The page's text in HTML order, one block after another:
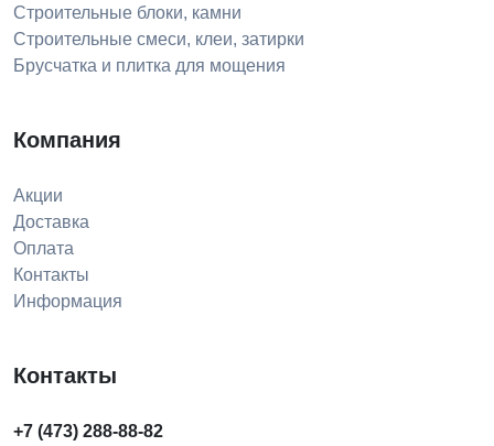
Строительные блоки, камни
Строительные смеси, клеи, затирки
Брусчатка и плитка для мощения
Компания
Акции
Доставка
Оплата
Контакты
Информация
Контакты
+7 (473) 288-88-82